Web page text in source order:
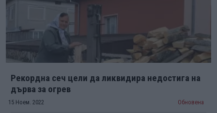
Рекордна сеч цели да ликвидира недостига на
дърва за огрев
15 Ноем. 2022 Обновена